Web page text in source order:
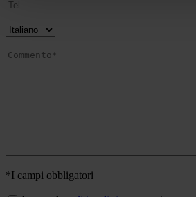
*I campi obbligatori